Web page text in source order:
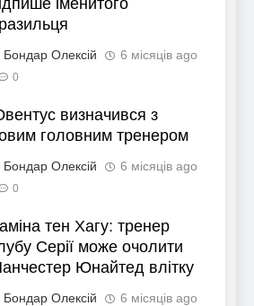
Бондар Олексій 6 місяців ago
0
визначився з
головним тренером
Бондар Олексій 6 місяців ago
0
тен Хагу: тренер
Серії може очолити
Юнайтед влітку
Бондар Олексій 6 місяців ago